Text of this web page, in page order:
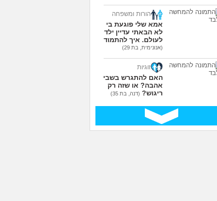
הורות ומשפחה
אמא שלי פוגעת בי כי
לא הבאתי עדיין ילדים
לעולם. איך להתמודד?
(אנונימית, בת 29)
זוגיות
האם להתגרש בשביל
אהבה? או שזה רק
ריגוש? (דנה, בת 35)